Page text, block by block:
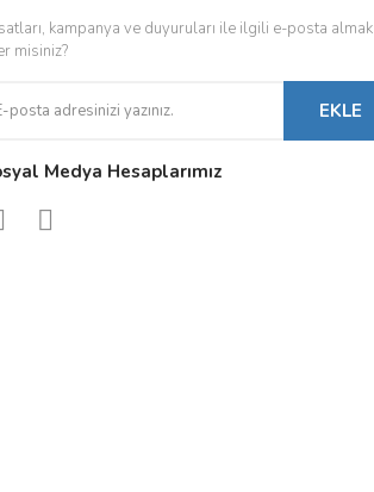
Driverlar
Kontaktörler
Sigorta & Otomatlar
kampanya ve duyuruları ile ilgili e-posta almak
misiniz?
EKLE
Medya Hesaplarımız